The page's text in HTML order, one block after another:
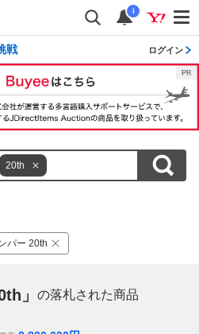
i
戦 ログイン
20th
パー 20th
」 の落札された商品